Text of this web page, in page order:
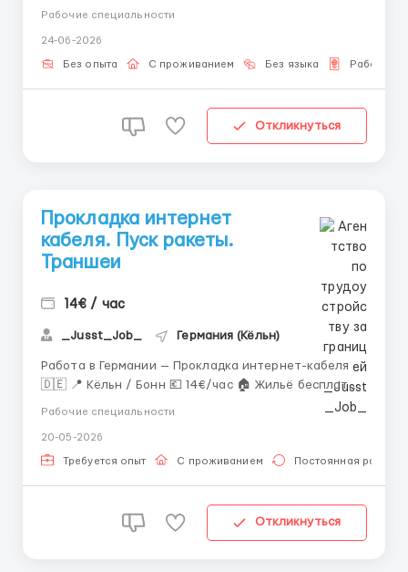
спаржи ⏱️ График работы: • Пн-Сб с 7:00 –17:00 год
Рабочие специальности
24-06-2026
Без опыта С проживанием Без языка Рабочая
Откликнуться
Прокладка интернет
кабеля. Пуск ракеты.
Траншеи
14€ / час
_Jusst_Job_ Германия (Кёльн)
Работа в Германии — Прокладка интернет-кабеля
🇩🇪 📍 Кёльн / Бонн 💶 14€/час 🏠 Жильё бесплатно
🚐 Доезд предоставляется 📅 Пн–Пт + суббота по
Обязанности: • Прокладка интернет-кабеля •
Работа в траншеях и кабельных ...
Рабочие специальности
20-05-2026
Требуется опыт С проживанием Постоянная работа
Откликнуться